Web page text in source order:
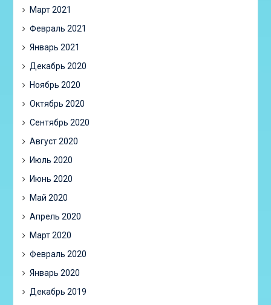
Март 2021
Февраль 2021
Январь 2021
Декабрь 2020
Ноябрь 2020
Октябрь 2020
Сентябрь 2020
Август 2020
Июль 2020
Июнь 2020
Май 2020
Апрель 2020
Март 2020
Февраль 2020
Январь 2020
Декабрь 2019